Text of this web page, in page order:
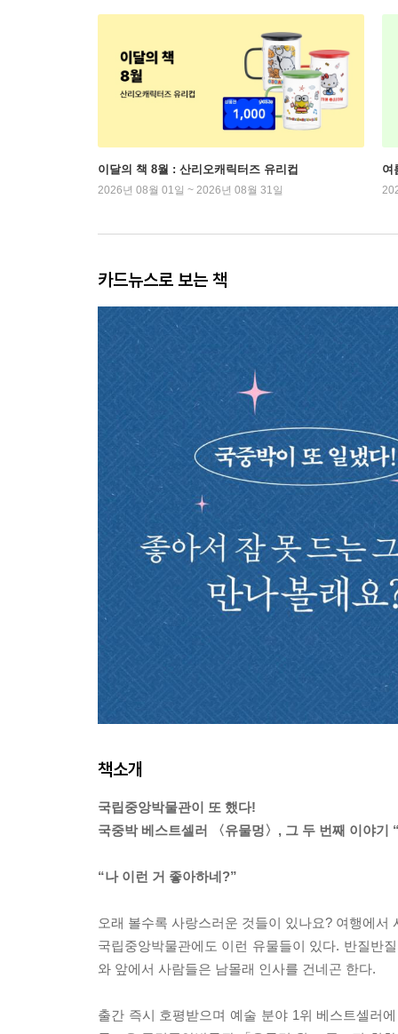
이달의 책 8월 : 산리오캐릭터즈 유리컵
2026년 08월 01일 ~ 2026년 08월 31일
여
카드뉴스로 보는 책
책소개
국립중앙박물관이 또 했다!
국중박 베스트셀러 〈유물멍〉, 그 두 번째 이야기
“나 이런 거 좋아하네?”
오래 볼수록 사랑스러운 것들이 있나요? 여행에
국립중앙박물관에도 이런 유물들이 있다. 반질반
와 앞에서 사람들은 남몰래 인사를 건네곤 한다.
출간 즉시 호평받으며 예술 분야 1위 베스트셀러